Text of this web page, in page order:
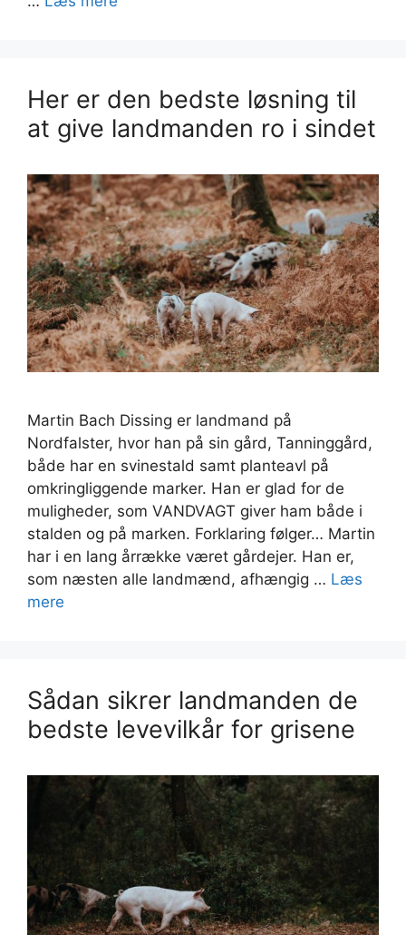
Her er den bedste løsning til
at give landmanden ro i sindet
Martin Bach Dissing er landmand på
Nordfalster, hvor han på sin gård, Tanninggård,
både har en svinestald samt planteavl på
omkringliggende marker. Han er glad for de
muligheder, som VANDVAGT giver ham både i
stalden og på marken. Forklaring følger… Martin
har i en lang årrække været gårdejer. Han er,
som næsten alle landmænd, afhængig … Læs
mere
Sådan sikrer landmanden de
bedste levevilkår for grisene